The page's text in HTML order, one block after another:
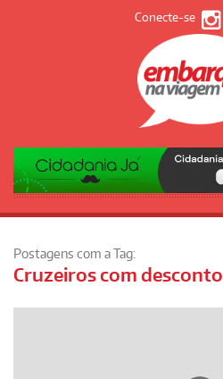
Conecte-se
Postagens com a Tag:
Cruzeiros com desconto